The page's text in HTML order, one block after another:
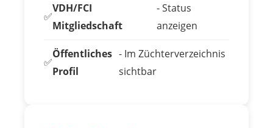
✅
VDH/FCI
Mitgliedschaft
- Status
anzeigen
✅
Öffentliches
Profil
- Im Züchterverzeichnis
sichtbar